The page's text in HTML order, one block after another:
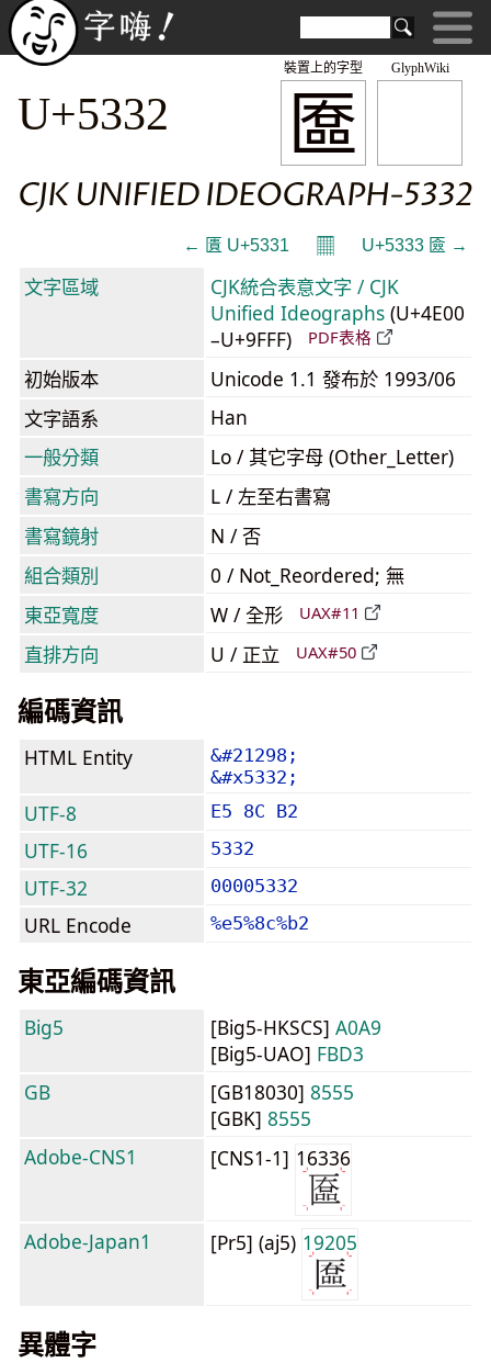
GlyphWiki
匲
裝置上的字型
U+5332
CJK UNIFIED IDEOGRAPH-5332
← 匱 U+5331 𝄜 U+5333 匳 →
文字區域
CJK統合表意文字 / CJK
Unified Ideographs (U+4E00
–U+9FFF)
PDF表格
初始版本
Unicode 1.1 發布於 1993/06
文字語系
Han
一般分類
Lo / 其它字母 (Other_Letter)
書寫方向
L / 左至右書寫
書寫鏡射
N / 否
組合類別
0 / Not_Reordered; 無
東亞寬度
W / 全形 UAX#11
直排方向 U / 正立 UAX#50
編碼資訊
HTML Entity
&#21298;
&#x5332;
UTF-8 E5 8C B2
UTF-16 5332
UTF-32 00005332
URL Encode %e5%8c%b2
東亞編碼資訊
Big5 [Big5-HKSCS] A0A9
[Big5-UAO] FBD3
GB
[GB18030] 8555
[GBK] 8555
Adobe-CNS1
[CNS1-1] 16336
Adobe-Japan1 [Pr5] (aj5) 19205
異體字